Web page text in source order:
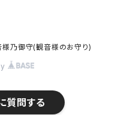
様乃御守(観音様のお守り)
質問する